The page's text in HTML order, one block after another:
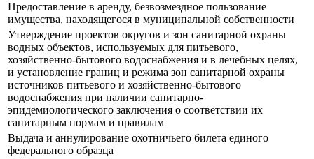
Предоставление в аренду, безвозмездное пользование
имущества, находящегося в муниципальной собственности
Утверждение проектов округов и зон санитарной охраны
водных объектов, используемых для питьевого,
хозяйственно-бытового водоснабжения и в лечебных целях,
и установление границ и режима зон санитарной охраны
источников питьевого и хозяйственно-бытового
водоснабжения при наличии санитарно-
эпидемиологического заключения о соответствии их
санитарным нормам и правилам
Выдача и аннулирование охотничьего билета единого
федерального образца